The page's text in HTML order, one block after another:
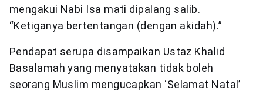
mengakui Nabi Isa mati dipalang salib.
“Ketiganya bertentangan (dengan akidah).”
Pendapat serupa disampaikan Ustaz Khalid
Basalamah yang menyatakan tidak boleh
seorang Muslim mengucapkan ‘Selamat Natal’